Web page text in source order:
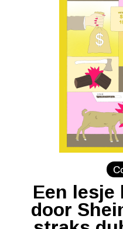
Een lesje
door